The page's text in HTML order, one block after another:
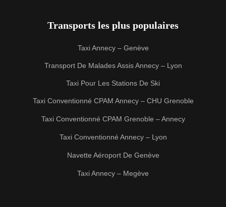
Transports les plus populaires
Taxi Annecy – Genève
Transport De Malades Assis Annecy – Lyon
Taxi Pour Les Stations De Ski
Taxi Conventionné CPAM Annecy – CHU Grenoble
Taxi Conventionné CPAM Grenoble – Annecy
Taxi Conventionné Annecy – Lyon
Navette Aéroport De Genève
Taxi Annecy – Megève